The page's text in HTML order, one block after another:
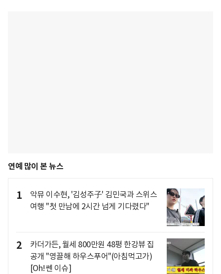
연예 많이 본 뉴스
1
악뮤 이수현, '김성주子' 김민국과 스위스
여행 "첫 만남에 2시간 넘게 기다렸다"
2
카더가든, 월세 800만원 48평 한강뷰 집
공개 "영끌해 하우스푸어"(아침먹고가)
[Oh!쎈 이슈]